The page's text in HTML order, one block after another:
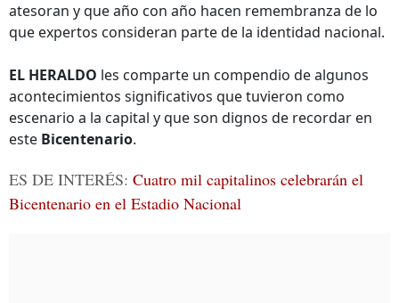
atesoran y que año con año hacen remembranza de lo
que expertos consideran parte de la identidad nacional.
EL HERALDO les comparte un compendio de algunos
acontecimientos significativos que tuvieron como
escenario a la capital y que son dignos de recordar en
este Bicentenario.
ES DE INTERÉS: Cuatro mil capitalinos celebrarán el
Bicentenario en el Estadio Nacional